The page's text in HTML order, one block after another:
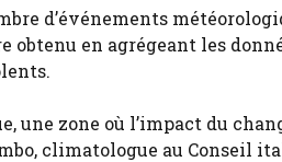
d’événements
en agrégeant les
une zone où l’impact du
climatologue au Conseil